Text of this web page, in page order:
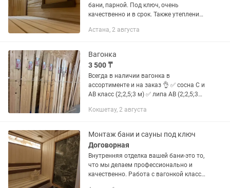
бани, парной. Под ключ, очень
качественно и в срок. Также утепление
из контейнера баню , сауну.
Астана, 2 августа
Вагонка
3 500 ₸
Всегда в наличии вагонка в
ассортименте и на заказ 👌 ✅ сосна С и
АВ класс (2;2,5;3 м) ✅ липа АВ (2;2,5;3
(1;1,5;2;2,5;3) в наличии и на заказ ✅
Кокшетау, 2 августа
Монтаж бани и сауны под ключ
Договорная
Внутренняя отделка вашей бани-это то,
что мы делаем профессионально и
качественно. Работа с вагонкой класса